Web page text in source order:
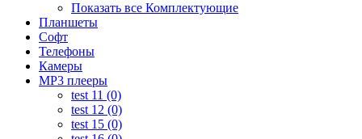
Показать все Комплектующие
Планшеты
Софт
Телефоны
Камеры
MP3 плееры
test 11 (0)
test 12 (0)
test 15 (0)